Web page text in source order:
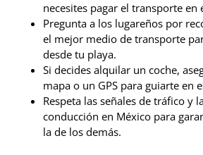
necesites pagar el transporte en
Pregunta a los lugareños por
el mejor medio de transporte
desde tu playa.
Si decides alquilar un coche,
mapa o un GPS para guiarte en
Respeta las señales de tráfico y
conducción en México para
la de los demás.